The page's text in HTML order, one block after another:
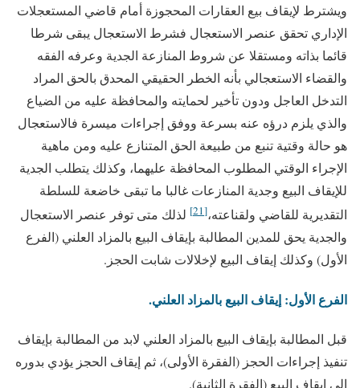
ويشترط لإيقاف بيع العقارات المحجوزة أمام قاضي المستعجلات
الإداري تحقق عنصر الاستعجال فشرط الاستعجال يبقى شرطا
قائما بذاته ومستقلا عن شروط المنازعة الجدية وعرفه الفقه
والقضاء الاستعجالي بأنه الخطر الحقيقي المحدق بالحق المراد
التدخل العاجل ودون تأخير لحمايته والمحافظة عليه من الضياع
والذي يلزم درؤه عنه بسرعة ووفق إجراءات ميسرة فالاستعجال
هو حالة وقتية تنبع من طبيعة الحق المتنازع عليه ومن ماهية
الإجراء الوقتي المطلوب المحافظة عليهما، وكذلك يتطلب الجدية
للإيقاف البيع وجدية المنازعات غالبا ما تبقى خاضعة للسلطة
التقديرية للقاضي ولقناعته،[21]
لذلك متى توفر عنصر الاستعجال
والجدية يحق للمدين المطالبة بإيقاف البيع بالمزاد العلني (الفرع
الأول) وكذلك إيقاف البيع لإخلالات شابت الحجز.
الفرع الأول: إيقاف البيع بالمزاد العلني.
قبل المطالبة بإيقاف البيع بالمزاد العلني لابد من المطالبة بإيقاف
تنفيذ إجراءات الحجز (الفقرة الأولى)، ثم إيقاف الحجز يؤدي بدوره
إلى إيقاف البيع (الفقرة الثانية).